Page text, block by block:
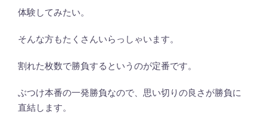
体験してみたい。
そんな方もたくさんいらっしゃいます。
割れた枚数で勝負するというのが定番です。
ぶつけ本番の一発勝負なので、思い切りの良さが勝負に
直結します。